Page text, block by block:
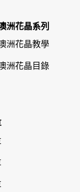
洲花晶系列
洲花晶教學
洲花晶目錄